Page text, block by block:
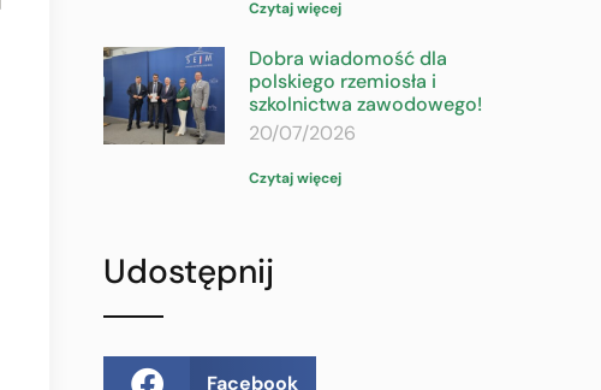
Czytaj więcej
Dobra wiadomość dla
polskiego rzemiosła i
szkolnictwa zawodowego!
20/07/2026
Czytaj więcej
Udostępnij
Facebook